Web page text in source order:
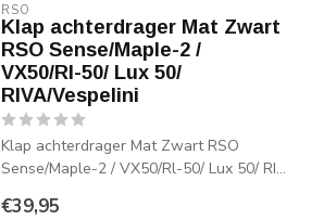
RSO
Klap achterdrager Mat Zwart
RSO Sense/Maple-2 /
VX50/Rl-50/ Lux 50/
RIVA/Vespelini
Klap achterdrager Mat Zwart RSO
Sense/Maple-2 / VX50/Rl-50/ Lux 50/ RI...
€39,95